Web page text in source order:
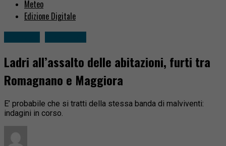
Meteo
Edizione Digitale
Ladri all’assalto delle abitazioni, furti tra
Romagnano e Maggiora
E’ probabile che si tratti della stessa banda di malviventi:
indagini in corso.